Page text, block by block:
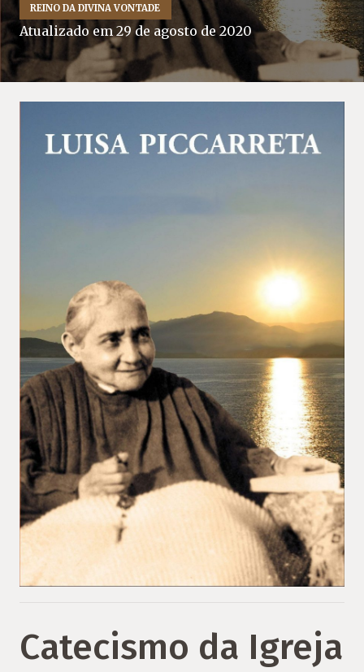
REINO DA DIVINA VONTADE
Atualizado em 29 de agosto de 2020
Catecismo da Igreja